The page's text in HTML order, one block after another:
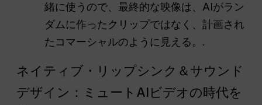
緒に使うので、最終的な映像は、AIがラン
ダムに作ったクリップではなく、計画され
たコマーシャルのように見える。.
ネイティブ・リップシンク＆サウンド
デザイン：ミュートAIビデオの時代を